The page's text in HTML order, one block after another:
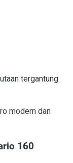
tergantung
modern dan
160